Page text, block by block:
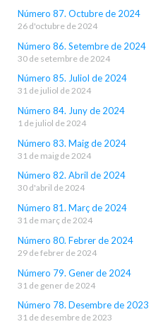
Número 87. Octubre de 2024
26 d'octubre de 2024
Número 86. Setembre de 2024
30 de setembre de 2024
Número 85. Juliol de 2024
31 de juliol de 2024
Número 84. Juny de 2024
1 de juliol de 2024
Número 83. Maig de 2024
31 de maig de 2024
Número 82. Abril de 2024
30 d'abril de 2024
Número 81. Març de 2024
31 de març de 2024
Número 80. Febrer de 2024
29 de febrer de 2024
Número 79. Gener de 2024
31 de gener de 2024
Número 78. Desembre de 2023
31 de desembre de 2023